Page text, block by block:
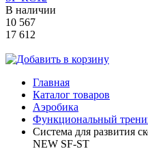
В наличии
10 567
17 612
Главная
Каталог товаров
Аэробика
Функциональный
Система для развития
NEW SF-ST